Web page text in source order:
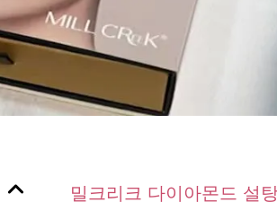
밀크리크 다이아몬드 설